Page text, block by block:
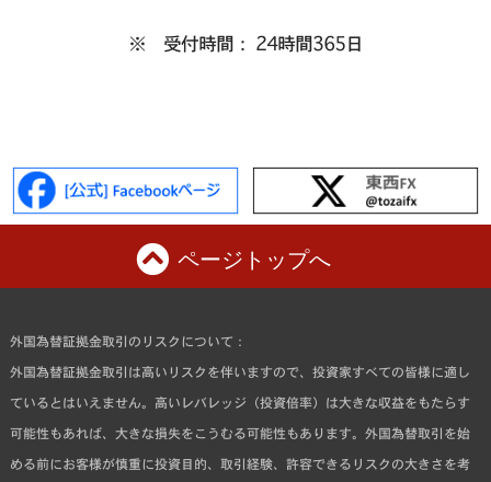
※ 受付時間： 24時間365日
ページトップへ
外国為替証拠金取引のリスクについて：
外国為替証拠金取引は高いリスクを伴いますので、投資家すべての皆様に適し
ているとはいえません。高いレバレッジ（投資倍率）は大きな収益をもたらす
可能性もあれば、大きな損失をこうむる可能性もあります。外国為替取引を始
める前にお客様が慎重に投資目的、取引経験、許容できるリスクの大きさを考